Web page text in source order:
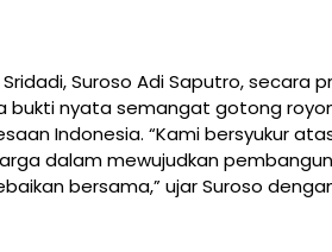
Suroso Adi Saputro, secara
bukti nyata semangat gotong
Indonesia. “Kami bersyukur
dalam mewujudkan
bersama,” ujar Suroso